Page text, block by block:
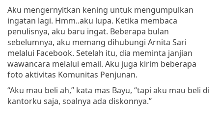
Aku mengernyitkan kening untuk mengumpulkan
ingatan lagi. Hmm..aku lupa. Ketika membaca
penulisnya, aku baru ingat. Beberapa bulan
sebelumnya, aku memang dihubungi Arnita Sari
melalui Facebook. Setelah itu, dia meminta janjian
wawancara melalui email. Aku juga kirim beberapa
foto aktivitas Komunitas Penjunan.
“Aku mau beli ah,” kata mas Bayu, “tapi aku mau beli di
kantorku saja, soalnya ada diskonnya.”